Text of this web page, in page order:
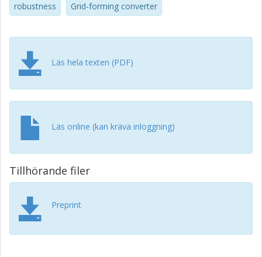
robustness Grid-forming converter
Läs hela texten (PDF)
Läs online (kan kräva inloggning)
Tillhörande filer
Preprint